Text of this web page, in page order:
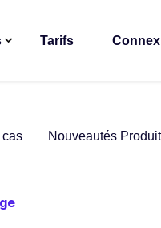
Tarifs
Nouveautés Produit